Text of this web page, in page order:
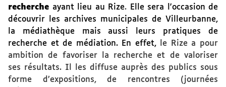
recherche ayant lieu au Rize. Elle sera l'occasion de
découvrir les archives municipales de Villeurbanne,
la médiathèque mais aussi leurs pratiques de
recherche et de médiation. En effet,
le Rize a pour
ambition de favoriser la recherche et de valoriser
ses résultats. Il les diffuse auprès des publics sous
forme d’expositions, de rencontres (journées